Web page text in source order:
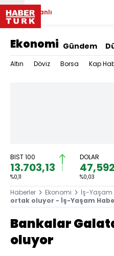
Canlı
Ekonomi Gündem
Altın Döviz Borsa Kap
BIST 100
13.703,13
%0,11
DOLAR
%0,03
Haberler Ekonomi İş-Yaşam
ortak oluyor - İş-Yaşam
Bankalar
oluyor